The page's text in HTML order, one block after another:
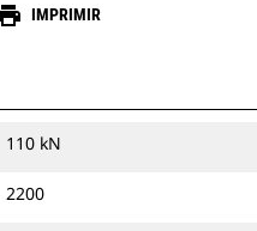
IMPRIMIR
110 kN
2200